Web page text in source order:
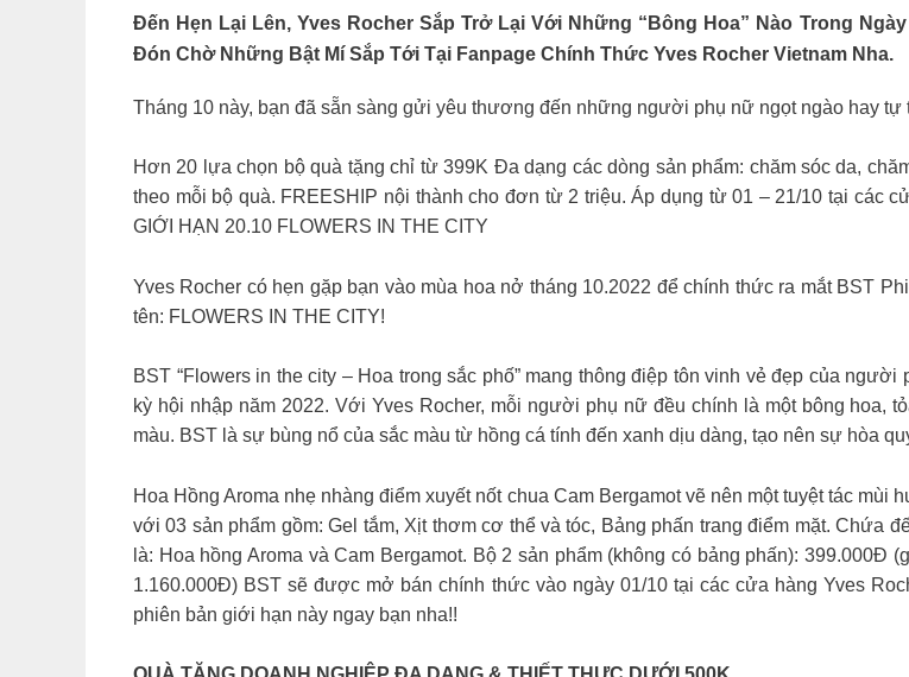
Đến Hẹn Lại Lên, Yves Rocher Sắp Trở Lại Với Những “bông Hoa” Nào Trong
Đón Chờ Những Bật Mí Sắp Tới Tại Fanpage Chính Thức Yves Rocher Vietnam Nha.
Tháng 10 này, bạn đã sẵn sàng gửi yêu thương đến những người phụ nữ ngọt ngào hay
Hơn 20 lựa chọn bộ quà tặng chỉ từ 399K Đa dạng các dòng sản phẩm: chăm sóc da,
theo mỗi bộ quà. FREESHIP nội thành cho đơn từ 2 triệu. Áp dụng từ 01 – 21/10 tại các
GIỚI HẠN 20.10 FLOWERS IN THE CITY
Yves Rocher có hẹn gặp bạn vào mùa hoa nở tháng 10.2022 để chính thức ra mắt BST
tên: FLOWERS IN THE CITY!
BST “Flowers in the city – Hoa trong sắc phố” mang thông điệp tôn vinh vẻ đẹp của
kỳ hội nhập năm 2022. Với Yves Rocher, mỗi người phụ nữ đều chính là một bông hoa,
màu. BST là sự bùng nổ của sắc màu từ hồng cá tính đến xanh dịu dàng, tạo nên sự hòa
Hoa Hồng Aroma nhẹ nhàng điểm xuyết nốt chua Cam Bergamot vẽ nên một tuyệt tác
với 03 sản phẩm gồm: Gel tắm, Xịt thơm cơ thể và tóc, Bảng phấn trang điểm mặt. Chứa
là: Hoa hồng Aroma và Cam Bergamot. Bộ 2 sản phẩm (không có bảng phấn):
1.160.000Đ) BST sẽ được mở bán chính thức vào ngày 01/10 tại các cửa hàng Yves
phiên bản giới hạn này ngay bạn nha!!